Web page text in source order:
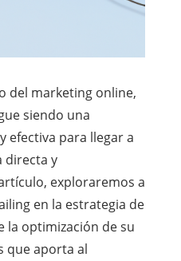
del marketing online,
siendo una
efectiva para llegar a
directa y
exploraremos a
en la estrategia de
la optimización de su
que aporta al